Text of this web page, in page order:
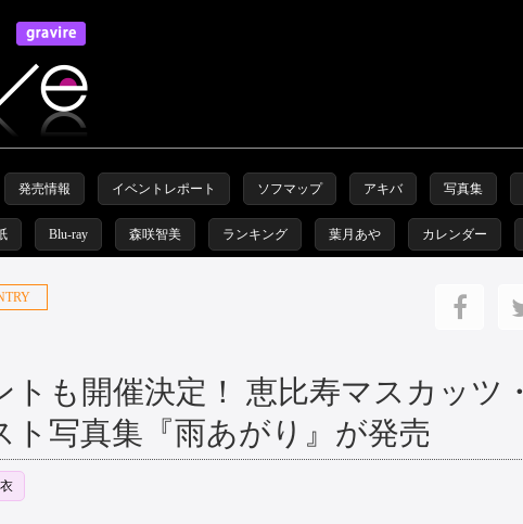
発売情報 イベントレポート ソフマップ アキバ 写真集
Blu-ray 森咲智美 ランキング 葉月あや カレンダー
トも開催決定！ 恵比寿マスカッツ・
ト写真集『雨あがり』が発売